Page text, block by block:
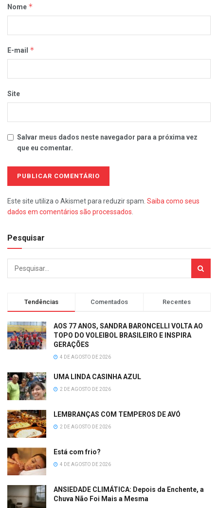
Nome *
E-mail *
Site
Salvar meus dados neste navegador para a próxima vez
que eu comentar.
Este site utiliza o Akismet para reduzir spam. Saiba como seus
dados em comentários são processados
Pesquisar
Tendências Comentados Recentes
AOS 77 ANOS, SANDRA BARONCELLI VOLTA AO
TOPO DO VOLEIBOL BRASILEIRO E INSPIRA
GERAÇÕES
4 DE AGOSTO DE 2026
UMA LINDA CASINHA AZUL
2 DE AGOSTO DE 2026
LEMBRANÇAS COM TEMPEROS DE AVÓ
2 DE AGOSTO DE 2026
Está com frio?
4 DE AGOSTO DE 2026
ANSIEDADE CLIMÁTICA: Depois da Enchente, a
Chuva Não Foi Mais a Mesma